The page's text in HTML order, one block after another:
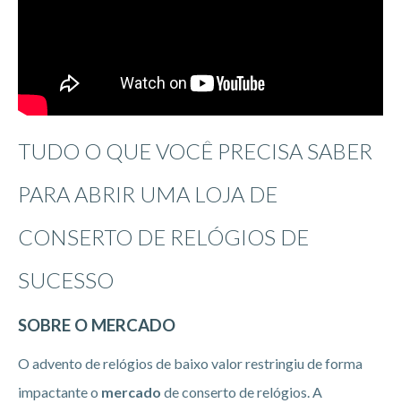
TUDO O QUE VOCÊ PRECISA SABER
PARA ABRIR UMA LOJA DE
CONSERTO DE RELÓGIOS DE
SUCESSO
SOBRE O MERCADO
O advento de relógios de baixo valor restringiu de forma
impactante o mercado de conserto de relógios. A